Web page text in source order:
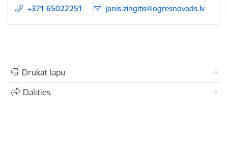
+371 65022251
E-pasts:
janis.zingitis@ogresnovads.lv
Drukāt lapu
Dalīties